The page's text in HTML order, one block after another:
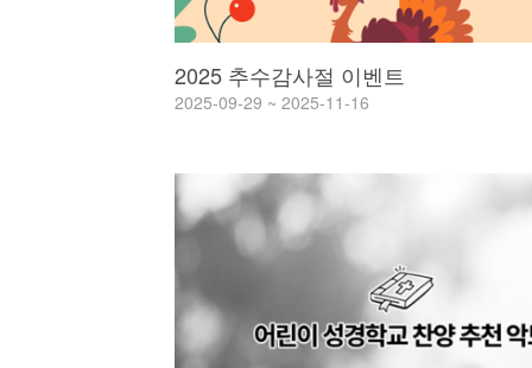
2025 추수감사절 이벤트
2025-09-29 ~ 2025-11-16